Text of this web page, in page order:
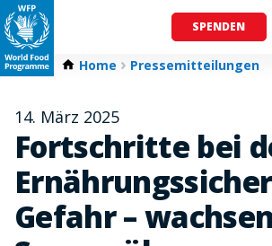
SPENDEN
Home Pressemitteilungen
14. März 2025
Fortschritte bei
Gefahr –